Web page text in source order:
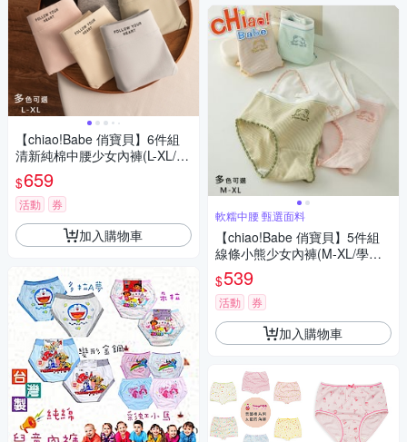
【chiao!Babe 俏寶貝】6件組
清新純棉中腰少女內褲(L-XL/學
生/少女/兒童/6色)
$659
活動 券
加入購物車
軟糯中腰 甄選面料
【chiao!Babe 俏寶貝】5件組
線條小熊少女內褲(M-XL/學生/
少女/兒童/5種花色)
$539
活動 券
加入購物車